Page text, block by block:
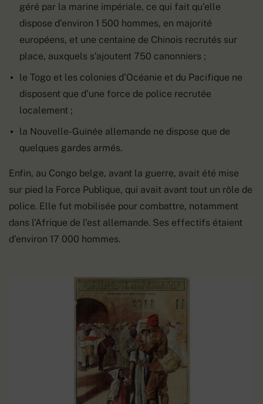
géré par la marine impériale, ce qui fait qu’elle
dispose d’environ 1 500 hommes, en majorité
européens, et une centaine de Chinois recrutés sur
place, auxquels s’ajoutent 750 canonniers ;
le Togo et les colonies d’Océanie et du Pacifique ne
disposent que d’une force de police recrutée
localement ;
la Nouvelle-Guinée allemande ne dispose que de
quelques gardes armés.
Enfin, au Congo belge, avant la guerre, avait été mise
sur pied la Force Publique, qui avait avant tout un rôle de
police. Elle fut mobilisée pour combattre, notamment
dans l’Afrique de l’est allemande. Ses effectifs étaient
d’environ 17 000 hommes.